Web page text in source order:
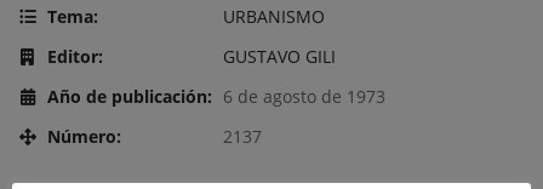
Tema:
URBANISMO
Editor:
GUSTAVO GILI
Año de publicación: 6 de agosto de 1973
Número:
2137